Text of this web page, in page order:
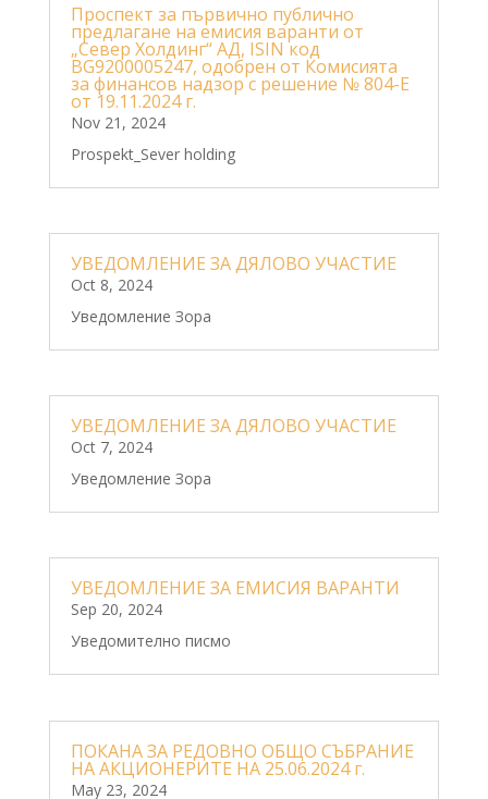
Проспект за първично публично
предлагане на емисия варанти от
„Север Холдинг“ АД, ISIN код
BG9200005247, одобрен от Комисията
за финансов надзор с решение № 804-E
от 19.11.2024 г.
Nov 21, 2024
Prospekt_Sever holding
УВЕДОМЛЕНИЕ ЗА ДЯЛОВО УЧАСТИЕ
Oct 8, 2024
Уведомление Зора
УВЕДОМЛЕНИЕ ЗА ДЯЛОВО УЧАСТИЕ
Oct 7, 2024
Уведомление Зора
УВЕДОМЛЕНИЕ ЗА ЕМИСИЯ ВАРАНТИ
Sep 20, 2024
Уведомително писмо
ПОКАНА ЗА РЕДОВНО ОБЩО СЪБРАНИЕ
НА АКЦИОНЕРИТЕ НА 25.06.2024 г.
May 23, 2024